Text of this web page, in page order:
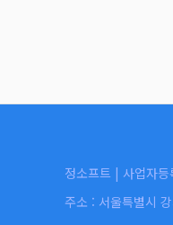
정소프트 | 사업자
주소 : 서울특별시